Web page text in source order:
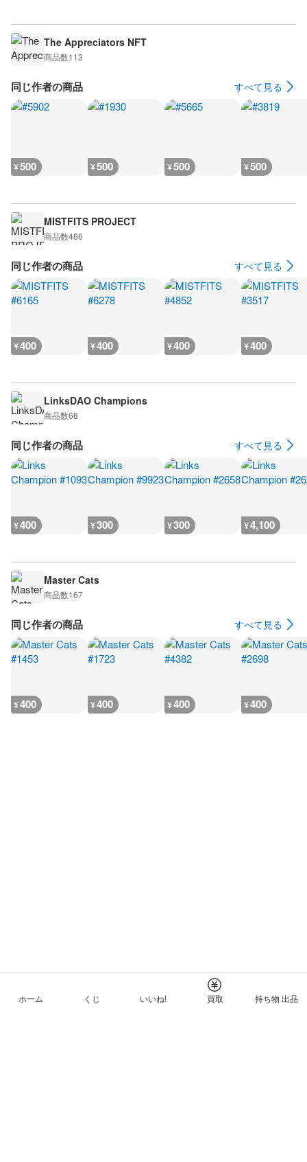
The Appreciators NFT
商品数113
同じ作者の商品 すべて見る
¥500 ¥500 ¥500 ¥500
MISTFITS PROJECT
商品数466
同じ作者の商品 すべて見る
¥400 ¥400 ¥400 ¥400
LinksDAO Champions
商品数68
同じ作者の商品 すべて見る
¥400 ¥300 ¥300 ¥4,100
Master Cats
商品数167
同じ作者の商品 すべて見る
¥400 ¥400 ¥400 ¥400
ホーム くじ いいね! 買取 持ち物 出品